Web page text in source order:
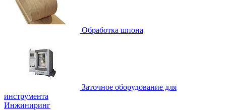
Обработка шпона
Заточное оборудование для
инструмента
Инжиниринг